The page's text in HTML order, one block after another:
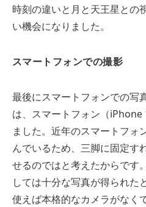
時刻の違いと月と天王星との
い機会になりました。
スマートフォンでの撮影
最後にスマートフォンでの写
は、スマートフォン（
ました。近年のスマートフォ
んでいるため、三脚に固定す
せるのではと考えたからです
しては十分な写真が得られた
使えば本格的なカメラがなく